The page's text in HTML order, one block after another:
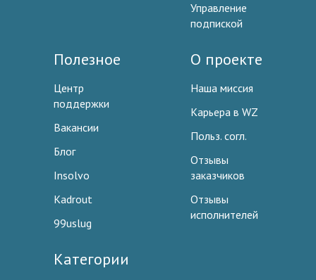
Управление
подпиской
Полезное
Центр
поддержки
Вакансии
Блог
Insolvo
Kadrout
99uslug
О проекте
Наша миссия
Карьера в WZ
Польз. согл.
Отзывы
заказчиков
Отзывы
исполнителей
Категории